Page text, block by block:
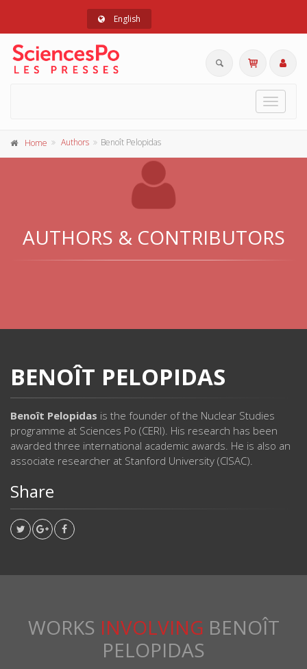
English
Toggle
Home Authors Benoît Pelopidas
AUTHORS & CONTRIBUTORS
BENOÎT PELOPIDAS
Benoît Pelopidas is the founder of the Nuclear Studies
programme at Sciences Po (CERI). His research has been
awarded three international academic awards. He is also an
associate researcher at Stanford University (CISAC).
Share
WORKS INVOLVING BENOÎT
PELOPIDAS